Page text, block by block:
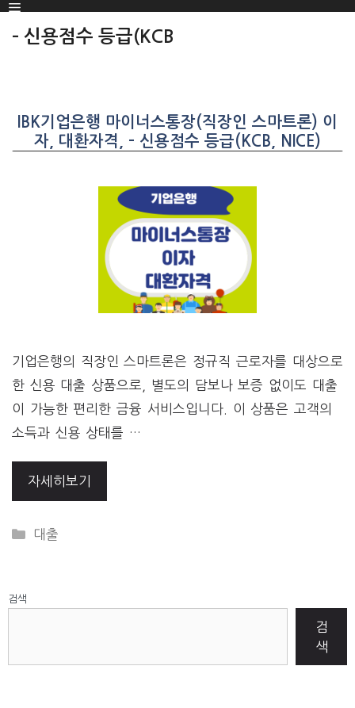
SKIP
TO
Menu
– 신용점수 등급(KCB
IBK기업은행 마이너스통장(직장인 스마트론) 이
자, 대환자격, – 신용점수 등급(KCB, NICE)
기업은행의 직장인 스마트론은 정규직 근로자를 대상으로
한 신용 대출 상품으로, 별도의 담보나 보증 없이도 대출
이 가능한 편리한 금융 서비스입니다. 이 상품은 고객의
소득과 신용 상태를 …
자세히보기
CATEGORIES
대출
검색
검
색